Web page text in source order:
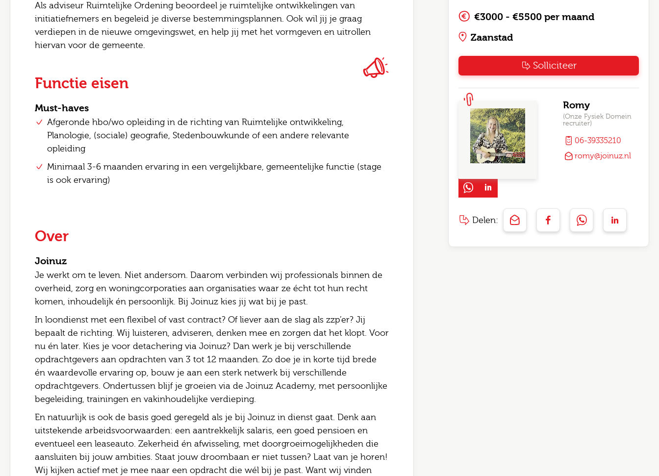
Als adviseur Ruimtelijke Ordening beoordeel je ruimtelijke ontwikkelingen van
initiatiefnemers en begeleid je diverse bestemmingsplannen. Ook wil jij je graag
verdiepen in de nieuwe omgevingswet, en help jij met het vormgeven en uitrollen
hiervan voor de gemeente.
Functie eisen
Must-haves
Afgeronde hbo/wo opleiding in de richting van Ruimtelijke ontwikkeling,
Planologie, (sociale) geografie, Stedenbouwkunde of een andere relevante
opleiding
Minimaal 3-6 maanden ervaring in een vergelijkbare, gemeentelijke functie (stage
is ook ervaring)
Over
Joinuz
Je werkt om te leven. Niet andersom. Daarom verbinden wij professionals binnen de
overheid, zorg en woningcorporaties aan organisaties waar ze écht tot hun recht
komen, inhoudelijk én persoonlijk. Bij Joinuz kies jij wat bij je past.
In loondienst met een flexibel of vast contract? Of liever aan de slag als zzp’er? Jij
bepaalt de richting. Wij luisteren, adviseren, denken mee en zorgen dat het klopt. Voor
nu én later. Kies je voor detachering via Joinuz? Dan werk je bij verschillende
opdrachtgevers aan opdrachten van 3 tot 12 maanden. Zo doe je in korte tijd brede
én waardevolle ervaring op, bouw je aan een sterk netwerk bij verschillende
opdrachtgevers. Ondertussen blijf je groeien via de Joinuz Academy, met persoonlijke
begeleiding, trainingen en vakinhoudelijke verdieping.
En natuurlijk is ook de basis goed geregeld als je bij Joinuz in dienst gaat. Denk aan
uitstekende arbeidsvoorwaarden: een aantrekkelijk salaris, een goed pensioen en
eventueel een leaseauto. Zekerheid én afwisseling, met doorgroeimogelijkheden die
aansluiten bij jouw ambities. Staat jouw droombaan er niet tussen? Laat van je horen!
Wij kijken actief met je mee naar een opdracht die wél bij je past. Want wij vinden
€3000 - €5500 per maand
Zaanstad
Solliciteer
Romy
(Onze Fysiek Domein
recruiter)
06-39335210
romy@joinuz.nl
Delen:
Altijd als 1e op de hoogte van de
nieuwste vacatures als je een job
Postcode
Bel me terug
Jouw telefoonnummer
Verstuur